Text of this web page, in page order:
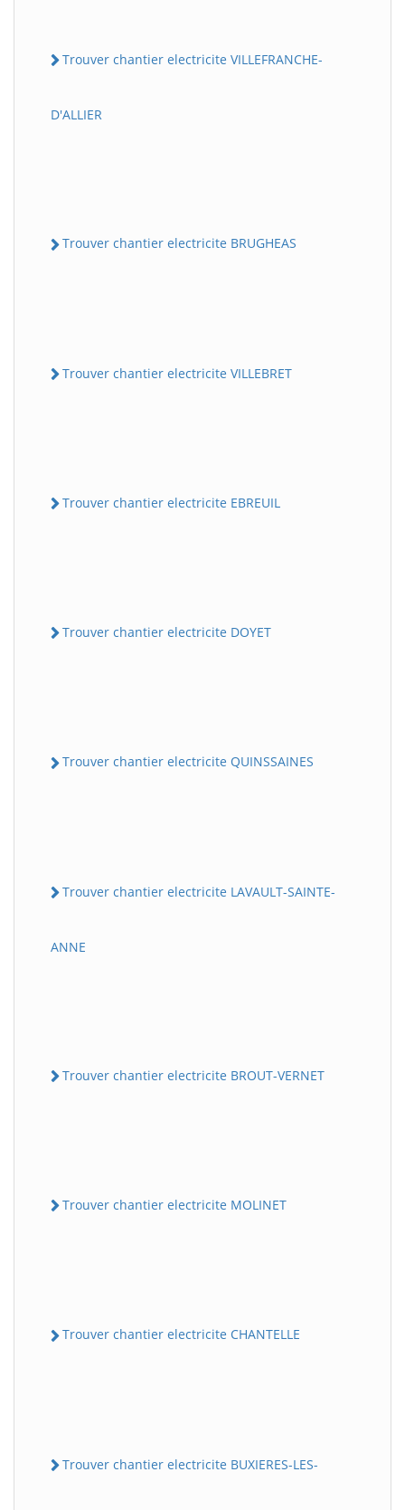
Trouver chantier electricite VILLEFRANCHE-
D'ALLIER
Trouver chantier electricite BRUGHEAS
Trouver chantier electricite VILLEBRET
Trouver chantier electricite EBREUIL
Trouver chantier electricite DOYET
Trouver chantier electricite QUINSSAINES
Trouver chantier electricite LAVAULT-SAINTE-
ANNE
Trouver chantier electricite BROUT-VERNET
Trouver chantier electricite MOLINET
Trouver chantier electricite CHANTELLE
Trouver chantier electricite BUXIERES-LES-